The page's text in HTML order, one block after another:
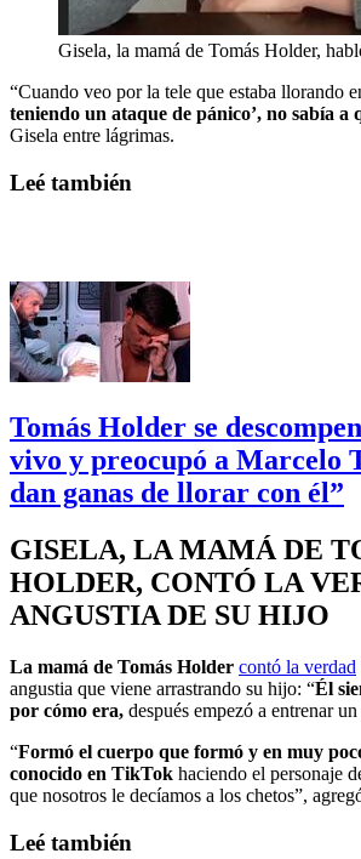
Gisela, la mamá de Tomás Holder,
“Cuando veo por la tele que estaba llorando
teniendo un ataque de pánico’, no sabía a
Gisela entre lágrimas.
Leé también
Tomás Holder se
vivo y preocupó a Marcelo
dan ganas de llorar con él”
GISELA, LA MAMÁ DE
HOLDER, CONTÓ LA
ANGUSTIA DE SU HIJO
La mamá de Tomás Holder contó la verdad
angustia que viene arrastrando su hijo: “Él
por cómo era, después empezó a entrenar
“Formó el cuerpo que formó y en muy
conocido en TikTok haciendo el personaje
que nosotros le decíamos a los chetos”,
Leé también